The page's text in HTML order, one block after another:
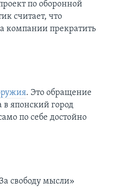
по оборонной
считает, что
компании прекратить
. Это обращение
японский город
по себе достойно
свободу мысли»